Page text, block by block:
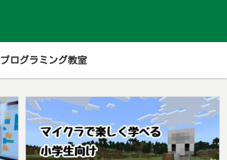
プログラミング教室